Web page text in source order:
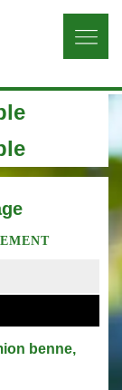
benne,